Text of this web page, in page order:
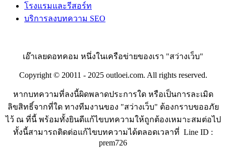
โรงแรมและรีสอร์ท
บริการลงบทความ SEO
เอ๊าเลยดอทคอม หนึ่งในเครือข่ายของเรา "สว่างเว็บ"
Copyright © 20011 - 2025 outloei.com. All rights reserved.
หากบทความที่ลงนี้ผิดพลาดประการใด หรือเป็นการละเมิด
ลิขสิทธิ์จากที่ใด ทางทีมงานของ "สว่างเว็บ" ต้องกราบขออภัย
ไว้ ณ ที่นี้ พร้อมทั้งยินดีแก้ไขบทความให้ถูกต้องเหมาะสมต่อไป
ทั้งนี้สามารถติดต่อแก้ไขบทความได้ตลอดเวลาที่ Line ID :
prem726